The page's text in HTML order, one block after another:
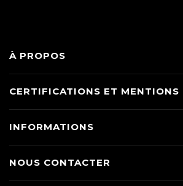
À PROPOS
CERTIFICATIONS ET MENTIONS
INFORMATIONS
NOUS CONTACTER